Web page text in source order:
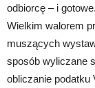
odbiorcę – i
Wielkim walorem
muszących
sposób wyliczane
obliczanie podatku